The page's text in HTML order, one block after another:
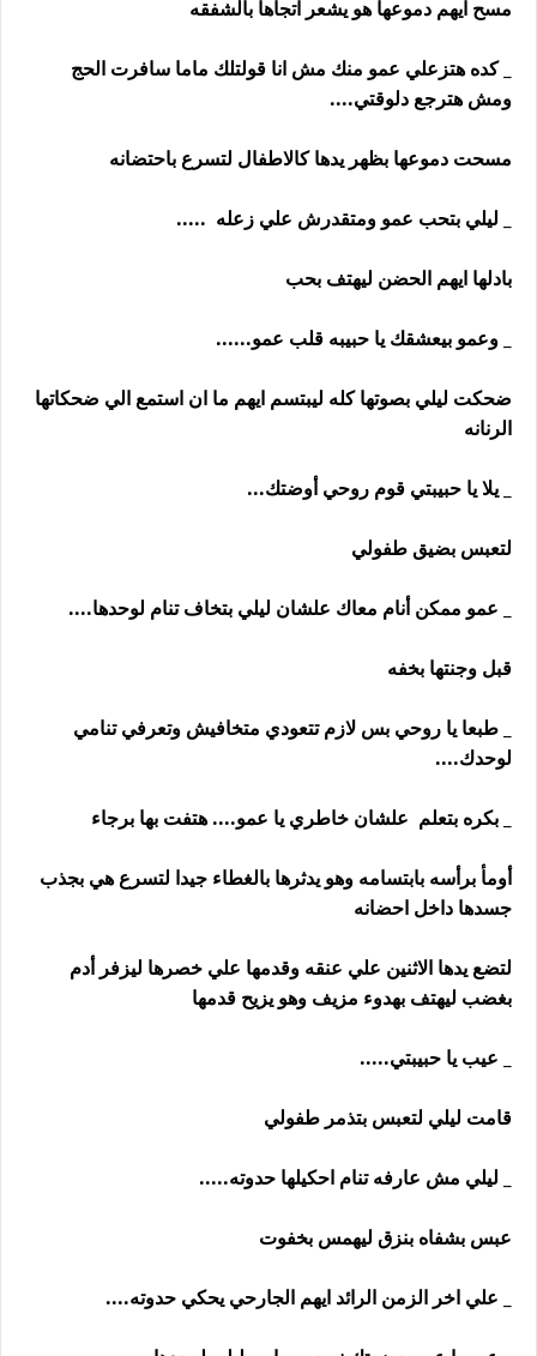
مسح ايهم دموعها هو يشعر اتجاها بالشفقه
_ كده هتزعلي عمو منك مش انا قولتلك ماما سافرت الحج
ومش هترجع دلوقتي....
مسحت دموعها بظهر يدها كالاطفال لتسرع باحتضانه
_ ليلي بتحب عمو ومتقدرش علي زعله .....
بادلها ايهم الحضن ليهتف بحب
_ وعمو بيعشقك يا حبيبه قلب عمو......
ضحكت ليلي بصوتها كله ليبتسم ايهم ما ان استمع الي ضحكاتها
الرنانه
_ يلا يا حبيبتي قوم روحي أوضتك...
لتعبس بضيق طفولي
_ عمو ممكن أنام معاك علشان ليلي بتخاف تنام لوحدها....
قبل وجنتها بخفه
_ طبعا يا روحي بس لازم تتعودي متخافيش وتعرفي تنامي
لوحدك....
_ بكره بتعلم علشان خاطري يا عمو.... هتفت بها برجاء
أومأ برأسه بابتسامه وهو يدثرها بالغطاء جيدا لتسرع هي بجذب
جسدها داخل احضانه
لتضع يدها الاثنين علي عنقه وقدمها علي خصرها ليزفر أدم
بغضب ليهتف بهدوء مزيف وهو يزيح قدمها
_ عيب يا حبيبتي.....
قامت ليلي لتعبس بتذمر طفولي
_ ليلي مش عارفه تنام احكيلها حدوته.....
عبس بشفاه بنزق ليهمس بخفوت
_ علي اخر الزمن الرائد ايهم الجارحي يحكي حدوته....